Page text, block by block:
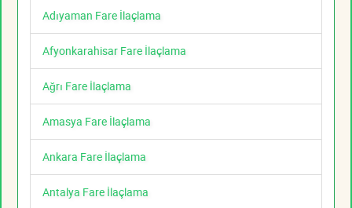
Adıyaman Fare İlaçlama
Afyonkarahisar Fare İlaçlama
Ağrı Fare İlaçlama
Amasya Fare İlaçlama
Ankara Fare İlaçlama
Antalya Fare İlaçlama